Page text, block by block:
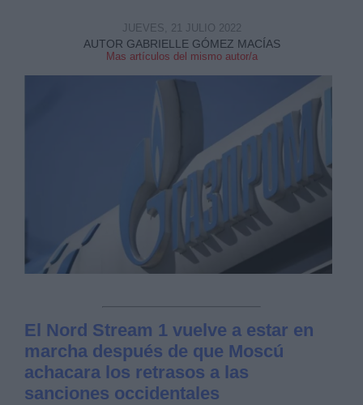
AUTOR GABRIELLE GÓMEZ MACÍAS
Mas artículos del mismo autor/a
JUEVES, 21 JULIO 2022
El Nord Stream 1 vuelve a estar en
marcha después de que Moscú
achacara los retrasos a las
sanciones occidentales
link